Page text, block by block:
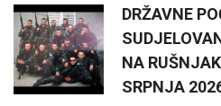
DRŽAVNE
NA
SRPNJA